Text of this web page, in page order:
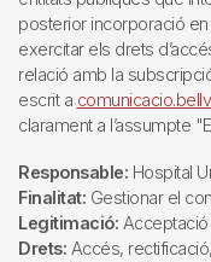
posterior incorporació
exercitar els drets
relació amb la
escrit a
clarament a l’assumpte
Responsable: Hospital
Finalitat: Gestionar el
Legitimació:
Drets: Accés,